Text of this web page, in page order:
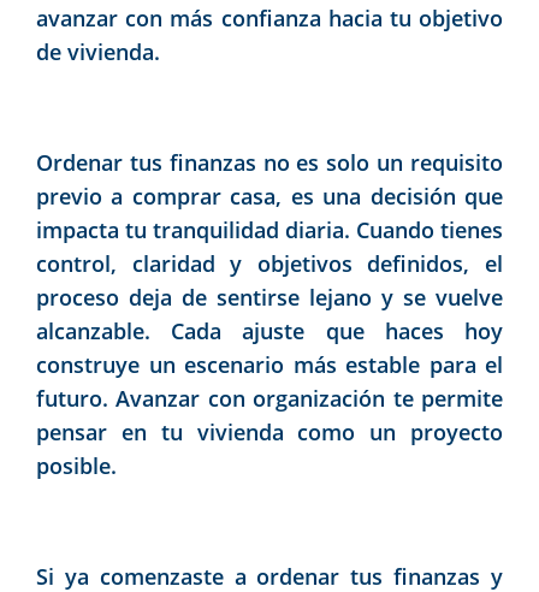
avanzar con más confianza hacia tu objetivo
de vivienda.
Ordenar tus finanzas no es solo un requisito
previo a comprar casa, es una decisión que
impacta tu tranquilidad diaria. Cuando tienes
control, claridad y objetivos definidos, el
proceso deja de sentirse lejano y se vuelve
alcanzable. Cada ajuste que haces hoy
construye un escenario más estable para el
futuro. Avanzar con organización te permite
pensar en tu vivienda como un proyecto
posible.
Si ya comenzaste a ordenar tus finanzas y